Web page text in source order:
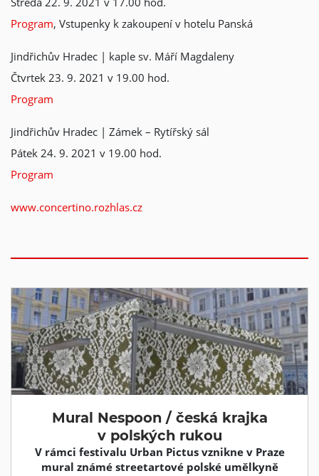
Program, Vstupenky k zakoupení v hotelu Panská
Jindřichův Hradec | kaple sv. Máří Magdaleny
Čtvrtek 23. 9. 2021 v 19.00 hod.
Program
Jindřichův Hradec | Zámek – Rytířský sál
Pátek 24. 9. 2021 v 19.00 hod.
Program
www.concertino.rozhlas.cz
Mural Nespoon / česká krajka
v polských rukou
V rámci festivalu Urban Pictus vznikne v Praze
mural známé streetartové polské umělkyně